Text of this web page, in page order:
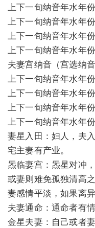
上下一旬纳音年水年
上下一旬纳音年水年
上下一旬纳音年水年
上下一旬纳音年水年
夫妻宫纳音（宫选纳
上下一旬纳音年水年
上下一旬纳音年水年
上下一旬纳音年水年
上下一旬纳音年水年
妻星入田：妇人，夫
宅主妻有产业。
炁临妻宫：炁星对冲
或妻则难免孤独清高
妻感情平淡，如果离
夫妻通命：通命者有
金星夫妻：自己或者